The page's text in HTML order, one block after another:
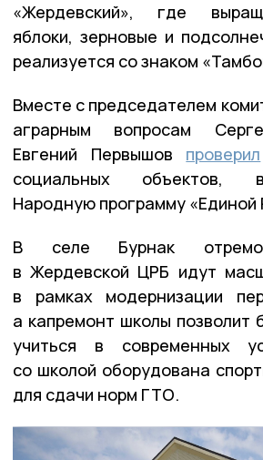
«Жердевский», где
яблоки, зерновые и
реализуется со знаком
Вместе с председателем
аграрным вопросам
Евгений Первышов проверил
социальных объектов,
Народную программу «Единой
В селе Бурнак
в Жердевской ЦРБ идут
в рамках модернизации
а капремонт школы позволит
учиться в современных
со школой оборудована
для сдачи норм ГТО.